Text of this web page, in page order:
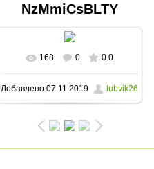
NzMmiCsBLTY
В реальном размере
1280x853/ 212.9Kb
168 0 0.0
Добавлено 07.11.2019 lubvik26